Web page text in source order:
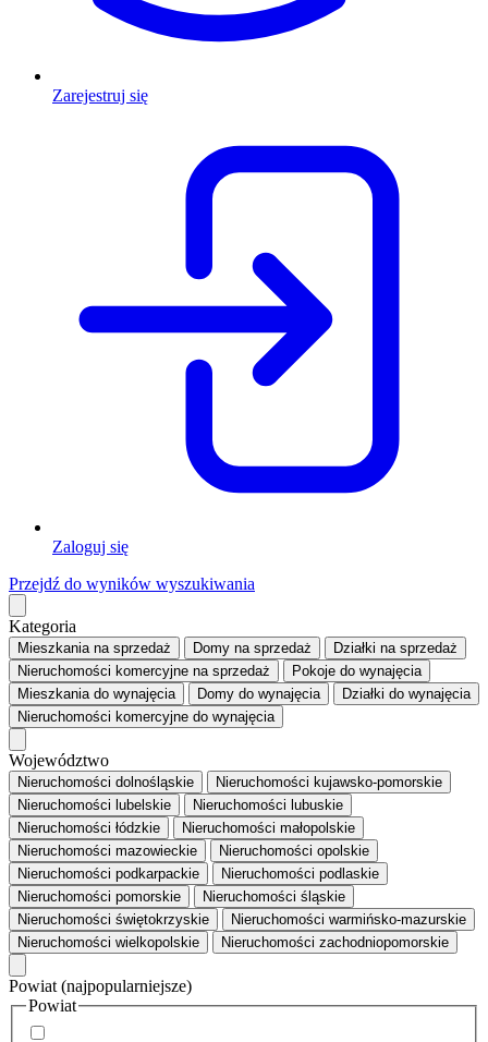
Zarejestruj się
Zaloguj się
Przejdź do wyników wyszukiwania
Kategoria
Mieszkaniana sprzedaż Domy na sprzedaż Działki na sprzedaż
Nieruchomości komercyjne na sprzedaż Pokoje do wynajęcia
Mieszkaniado wynajęcia Domy do wynajęcia Działki do wynajęcia
Nieruchomości komercyjne do wynajęcia
Województwo
Nieruchomości dolnośląskie
Nieruchomości kujawsko-pomorskie
Nieruchomości lubelskie
Nieruchomości lubuskie
Nieruchomości łódzkie
Nieruchomości małopolskie
Nieruchomości mazowieckie
Nieruchomości opolskie
Nieruchomości podkarpackie
Nieruchomości podlaskie
Nieruchomości pomorskie
Nieruchomości śląskie
Nieruchomości świętokrzyskie
Nieruchomości warmińsko-mazurskie
Nieruchomości wielkopolskie
Nieruchomości zachodniopomorskie
Powiat (najpopularniejsze)
Powiat